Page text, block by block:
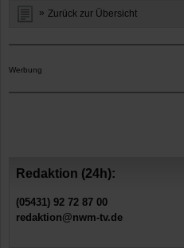
Zurück zur Übersicht
Werbung
Redaktion (24h):
(05431) 92 72 87 00
redaktion@nwm-tv.de